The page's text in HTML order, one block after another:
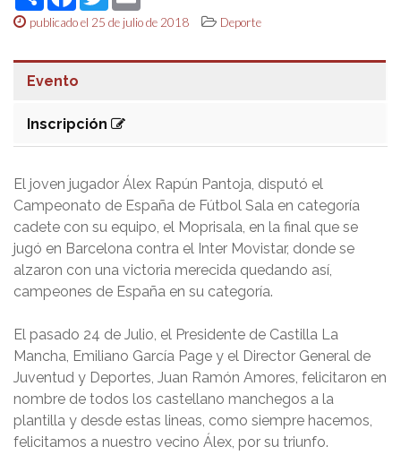
publicado el 25 de julio de 2018 Deporte
Evento
Inscripción
El joven jugador Álex Rapún Pantoja, disputó el
Campeonato de España de Fútbol Sala en categoría
cadete con su equipo, el Moprisala, en la final que se
jugó en Barcelona contra el Inter Movistar, donde se
alzaron con una victoria merecida quedando así,
campeones de España en su categoría.
El pasado 24 de Julio, el Presidente de Castilla La
Mancha, Emiliano García Page y el Director General de
Juventud y Deportes, Juan Ramón Amores, felicitaron en
nombre de todos los castellano manchegos a la
plantilla y desde estas lineas, como siempre hacemos,
felicitamos a nuestro vecino Álex, por su triunfo.